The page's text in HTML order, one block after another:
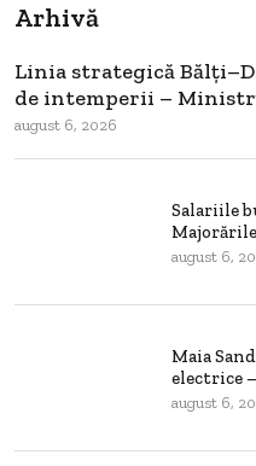
Arhivă
Linia strategică
de intemperii –
august 6, 2026
Salariile
august 6,
Maia
electrice
august 6,